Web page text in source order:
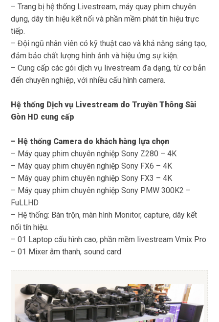
– Trang bị hệ thống Livestream, máy quay phim chuyên
dụng, dây tín hiệu kết nối và phần mềm phát tín hiệu trực
tiếp.
– Đội ngũ nhân viên có kỹ thuật cao và khả năng sáng tạo,
đảm bảo chất lượng hình ảnh và hiệu ứng sự kiện.
– Cung cấp các gói dịch vụ livestream đa dạng, từ cơ bản
đến chuyên nghiệp, với nhiều cấu hình camera.
Hệ thống Dịch vụ Livestream do Truyền Thông Sài
Gòn HD cung cấp
– Hệ thống Camera do khách hàng lựa chọn
– Máy quay phim chuyên nghiệp Sony Z280 – 4K
– Máy quay phim chuyên nghiệp Sony FX6 – 4K
– Máy quay phim chuyên nghiệp Sony FX3 – 4K
– Máy quay phim chuyên nghiệp Sony PMW 300K2 –
FuLLHD
– Hệ thống: Bàn trộn, màn hình Monitor, capture, dây kết
nối tín hiệu.
– 01 Laptop cấu hình cao, phần mềm livestream Vmix Pro
– 01 Mixer âm thanh, sound card